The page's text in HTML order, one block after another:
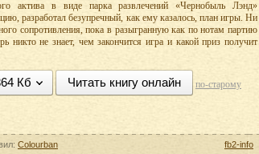
актива в виде парка развлечений «Чернобыль Лэнд»
разработал безупречный, как ему казалось, план игры. Ни
сопротивления, пока в разыгранную как по нотам партию
никто не знает, чем закончится игра и какой приз получит
Кб Читать книгу онлайн по-старому
Colourban fb2-info